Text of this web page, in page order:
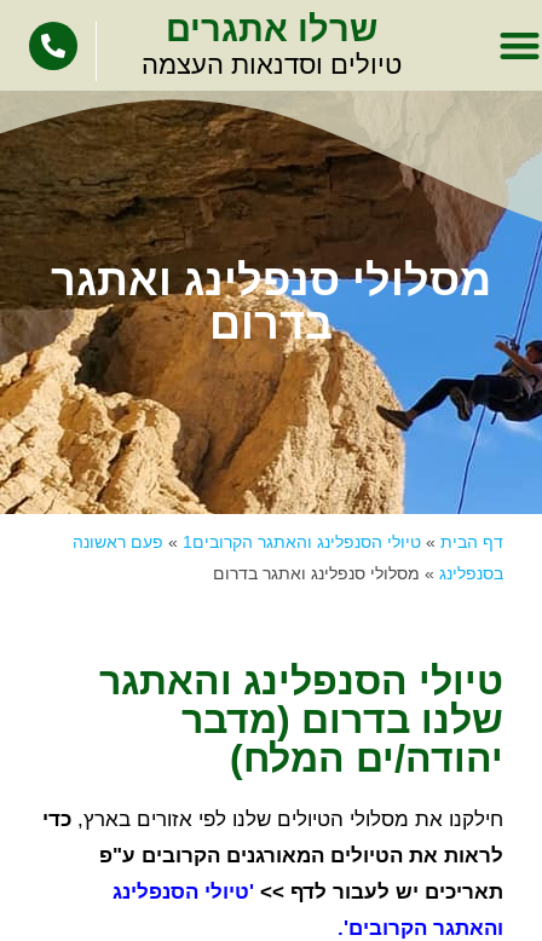
שרלו אתגרים
טיולים וסדנאות העצמה
מסלולי סנפלינג ואתגר
בדרום
דף הבית »טיולי הסנפלינג והאתגר הקרובים1 » פעם ראשונה
בסנפלינג » מסלולי סנפלינג ואתגר בדרום
טיולי הסנפלינג והאתגר
שלנו בדרום (מדבר
יהודה/ים המלח)
חילקנו את מסלולי הטיולים שלנו לפי אזורים בארץ,כדי
לראות את הטיולים המאורגנים הקרובים ע"פ
תאריכים יש לעבור לדף >>'טיולי הסנפלינג
והאתגר הקרובים'.